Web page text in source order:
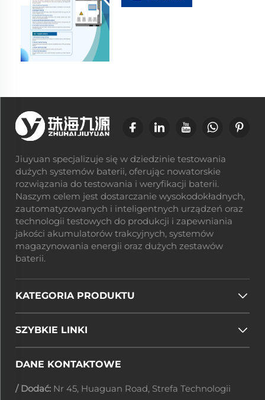
Jiuyuan specjalizuje się w dziedzinie testowania
dużych systemów baterii, oferując nowatorskie
rozwiązania do testowania i weryfikacji baterii.
Naszym celem jest dostarczanie wysokodokładnych,
zautomatyzowanych i inteligentnych urządzeń oraz
technologii testowych do produkcji i zapewniania
jakości akumulatorów trakcyjnych, systemów
magazynowania energii oraz dużych zestawów
baterii.
KATEGORIA PRODUKTU
SZYBKIE LINKI
DANE KONTAKTOWE
/ Dodać: Nr 45, Huaguan Road, Strefa Technologii